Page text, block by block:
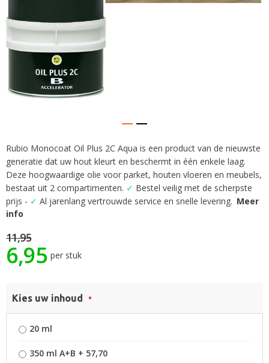
Ga
naar
het
begin
van
de
gallerij
Rubio Monocoat Oil Plus 2C Aqua is een product van de nieuwste
generatie dat uw hout kleurt en beschermt in één enkele laag.
Deze hoogwaardige olie voor parket, houten vloeren en meubels,
bestaat uit 2 compartimenten. ✓ Bestel veilig met de scherpste
prijs - ✓ Al jarenlang vertrouwde service en snelle levering. Meer
info
11,95
6,95 per stuk
Kies uw inhoud
20 ml
350 ml A+B + 57,70